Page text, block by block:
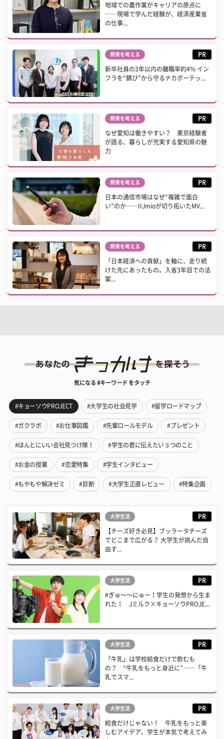
地域での農作業がキャリアの原点に
──現場で学んだ経験が、経済産業省
の仕事...
将来を考える PR
新卒社員の3年以内の離職率約4% イン
フラを“錆び”から守るナカボーテッ...
将来を考える PR
なぜ愛知は働きやすい？ 東京経験者
が語る、暮らしが充実する愛知県の魅
力
将来を考える PR
日本の通信市場はなぜ“複雑で面白
い”のか──IIJmioが切り拓いたMV...
将来を考える PR
「日本経済への貢献」を軸に、走り続
けた先にあったもの。入省3年目での法
案...
気になる #キーワード をタッチ
#キョーソウPROJECT #大学生の社会見学 #留学ロードマップ
#ガクラボ #お仕事図鑑 #先輩ロールモデル #プレゼント
#ほんとにいい会社見つけ隊！ #学生の君に伝えたい３つのこと
#お金の授業 #恋愛特集 #学生インタビュー
#もやもや解決ゼミ #診断 #大学生正直レビュー #特集企画
大学生活 PR
【チーズ好き必見】ブッラータチーズ
でどこまで広がる？ 大学生が挑んだ自
由す...
大学生活 PR
#ぎゅ〜〜にゅー！学生の発想から生ま
れた！ Jミルク×キョーソウPROJE...
大学生活 PR
「牛乳」は学校給食だけで飲むも
の？ “牛乳をもっと身近に”――「牛
乳でスマ...
大学生活 PR
給食だけじゃない！ 牛乳をもっと楽
しむアイデア、学生が本気で考えてみ